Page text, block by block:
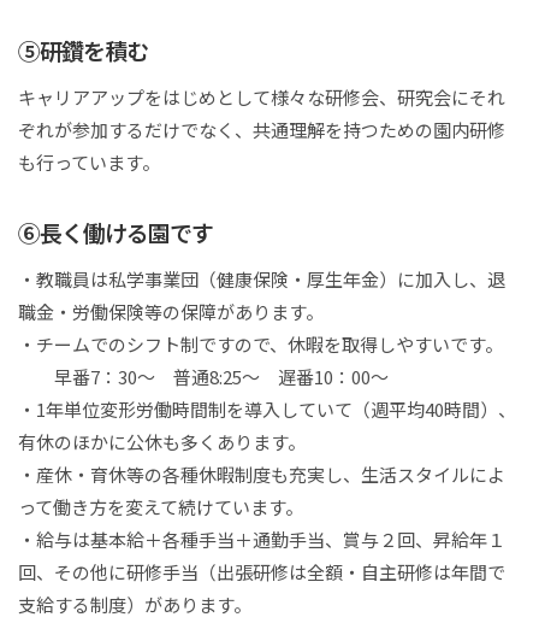
⑤研鑽を積む
キャリアアップをはじめとして様々な研修会、研究会にそれ
ぞれが参加するだけでなく、共通理解を持つための園内研修
も行っています。
⑥長く働ける園です
・教職員は私学事業団（健康保険・厚生年金）に加入し、退
職金・労働保険等の保障があります。
・チームでのシフト制ですので、休暇を取得しやすいです。
早番7：30～ 普通8:25～ 遅番10：00～
・1年単位変形労働時間制を導入していて（週平均40時間）、
有休のほかに公休も多くあります。
・産休・育休等の各種休暇制度も充実し、生活スタイルによ
って働き方を変えて続けています。
・給与は基本給＋各種手当＋通勤手当、賞与２回、昇給年１
回、その他に研修手当（出張研修は全額・自主研修は年間で
支給する制度）があります。